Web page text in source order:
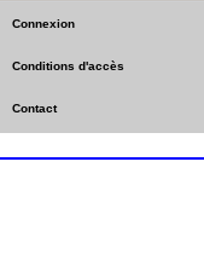
Connexion
Conditions d'accès
Contact